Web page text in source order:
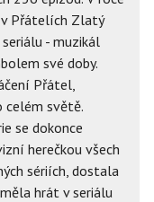
v Přátelích Zlatý
- muzikál
své doby.
Přátel,
celém světě.
se dokonce
herečkou všech
sériích, dostala
hrát v seriálu